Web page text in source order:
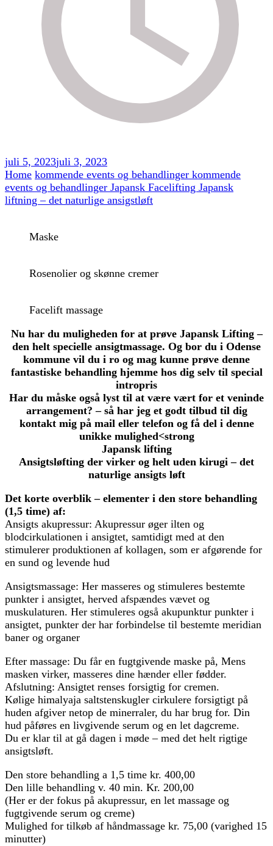
juli 5, 2023juli 3, 2023
Home kommende events og behandlinger kommende
events og behandlinger Japansk Facelifting Japansk
liftning – det naturlige ansigstløft
Maske
Rosenolier og skønne cremer
Facelift massage
Nu har du muligheden for at prøve Japansk Lifting –
den helt specielle ansigtmassage. Og bor du i Odense
kommune vil du i ro og mag kunne prøve denne
fantastiske behandling hjemme hos dig selv til special
intropris
Har du måske også lyst til at være vært for et veninde
arrangement? – så har jeg et godt tilbud til dig
kontakt mig på mail eller telefon og få del i denne
unikke mulighed<strong
Japansk lifting
Ansigtsløfting der virker og helt uden kirugi – det
naturlige ansigts løft
Det korte overblik – elementer i den store behandling
(1,5 time) af:
Ansigts akupressur: Akupressur øger ilten og
blodcirkulationen i ansigtet, samtidigt med at den
stimulerer produktionen af kollagen, som er afgørende for
en sund og levende hud
Ansigtsmassage: Her masseres og stimuleres bestemte
punkter i ansigtet, herved afspændes vævet og
muskulaturen. Her stimuleres også akupunktur punkter i
ansigtet, punkter der har forbindelse til bestemte meridian
baner og organer
Efter massage: Du får en fugtgivende maske på, Mens
masken virker, masseres dine hænder eller fødder.
Afslutning: Ansigtet renses forsigtig for cremen.
Kølige himalyaja saltstenskugler cirkulere forsigtigt på
huden afgiver netop de minerraler, du har brug for. Din
hud påføres en livgivende serum og en let dagcreme.
Du er klar til at gå dagen i møde – med det helt rigtige
ansigtsløft.
Den store behandling a 1,5 time kr. 400,00
Den lille behandling v. 40 min. Kr. 200,00
(Her er der fokus på akupressur, en let massage og
fugtgivende serum og creme)
Mulighed for tilkøb af håndmassage kr. 75,00 (varighed 15
minutter)